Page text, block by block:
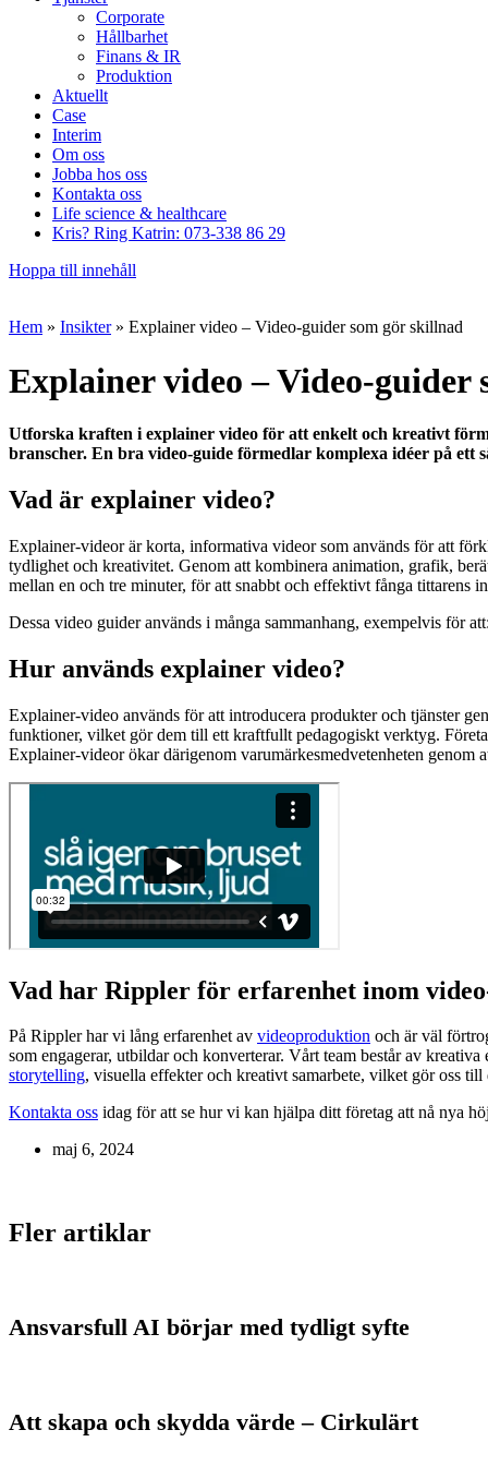
Corporate
Hållbarhet
Finans & IR
Produktion
Aktuellt
Case
Interim
Om oss
Jobba hos oss
Kontakta oss
Life science & healthcare
Kris? Ring Katrin: 073-338 86 29
Hoppa till innehåll
Hem » Insikter» Explainer video – Video-guider som gör skillnad
Explainer video – Video-guider
Utforska kraften i explainer video för att enkelt och kreativt
branscher. En bra video-guide förmedlar komplexa idéer på ett
Vad är explainer video?
Explainer-videor är korta, informativa videor som används för att
tydlighet och kreativitet. Genom att kombinera animation, grafik,
mellan en och tre minuter, för att snabbt och effektivt fånga tittarens
Dessa video guider används i många sammanhang, exempelvis för att:
Hur används explainer video?
Explainer-video används för att introducera produkter och tjänster
funktioner, vilket gör dem till ett kraftfullt pedagogiskt verktyg.
Explainer-videor ökar därigenom varumärkesmedvetenheten genom
Vad har Rippler för erfarenhet inom
På Rippler har vi lång erfarenhet av videoproduktion och är väl
som engagerar, utbildar och konverterar. Vårt team består av
storytelling, visuella effekter och kreativt samarbete, vilket gör oss
Kontakta oss idag för att se hur vi kan hjälpa ditt företag att nå nya
maj 6, 2024
Fler artiklar
Ansvarsfull AI börjar med tydligt syfte
Att skapa och skydda värde – Cirkulärt